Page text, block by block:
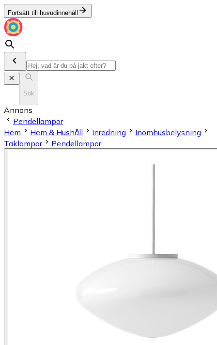
Fortsätt till huvudinnehåll
Sök
Annons
Pendellampor
Hem
Hem & Hushåll Inredning
Inomhusbelysning
Taklampor
Pendellampor